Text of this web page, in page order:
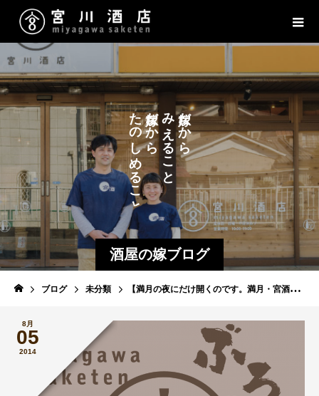
酒屋の嫁ブログ
だ
か
ら
み
え
る
こ
と
だ
か
ら
た
の
し
め
る
こ
と
ブログ 未分類 【満月の夜にだけ開くのです。満月・宮酒ワインバー】８月１１日（月）「ボサノヴァー」です。
8月
05
2014